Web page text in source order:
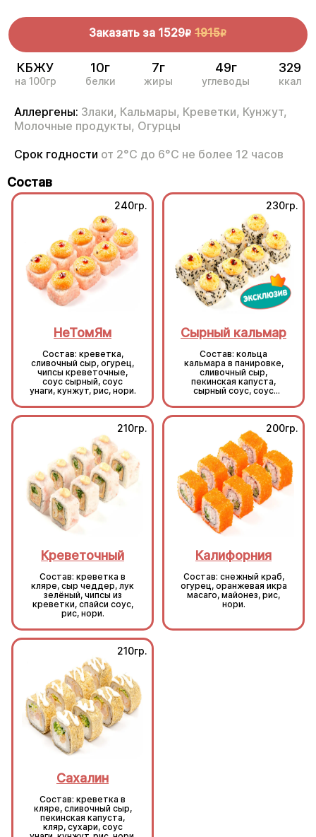
Заказать за 1529R 1915R
КБЖУ
на 100гр
10г
белки
7г
жиры
49г
углеводы
329
ккал
Аллергены: Злаки, Кальмары, Креветки, Кунжут,
Молочные продукты, Огурцы
Срок годности от 2°С до 6°С не более 12 часов
Состав
240гр.
НеТомЯм
Состав: креветка,
сливочный сыр, огурец,
чипсы креветочные,
соус сырный, соус
унаги, кунжут, рис, нори.
230гр.
Сырный кальмар
Состав: кольца
кальмара в панировке,
сливочный сыр,
пекинская капуста,
сырный соус, соус
210гр.
Креветочный
Состав: креветка в
кляре, сыр чеддер, лук
зелёный, чипсы из
креветки, спайси соус,
рис, нори.
200гр.
Калифорния
Состав: снежный краб,
огурец, оранжевая икра
масаго, майонез, рис,
нори.
210гр.
Сахалин
Состав: креветка в
кляре, сливочный сыр,
пекинская капуста,
кляр, сухари, соус